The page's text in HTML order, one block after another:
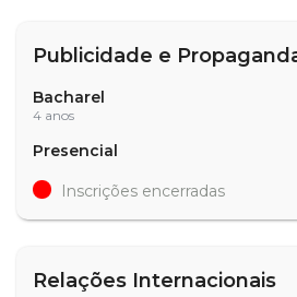
Publicidade e
Bacharel
4 anos
Presencial
Inscrições encerradas
Relações Internacionais